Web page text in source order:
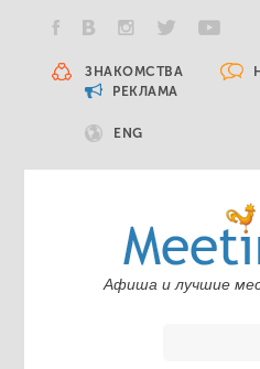
ЗНАКОМСТВА
РЕКЛАМА
ENG
Афиша и лучшие